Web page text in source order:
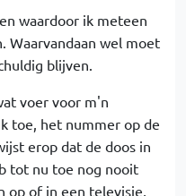
waardoor ik meteen
Waarvandaan wel moet
blijven.
voer voor m'n
toe, het nummer op de
erop dat de doos in
tot nu toe nog nooit
op of in een televisie,